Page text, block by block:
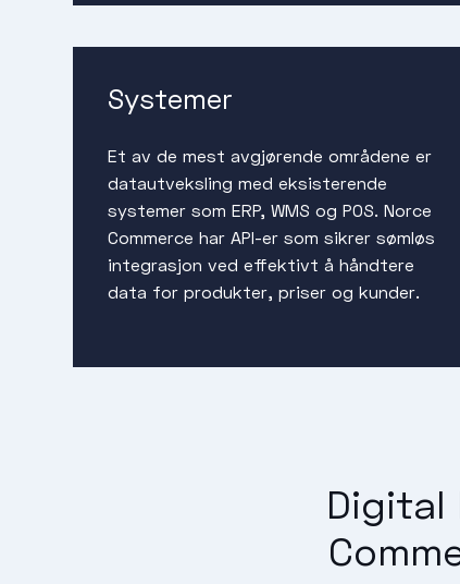
Systemer
Et av de mest avgjørende områdene er
datautveksling med eksisterende
systemer som ERP, WMS og POS. Norce
Commerce har API-er som sikrer sømløs
integrasjon ved effektivt å håndtere
data for produkter, priser og kunder.
Digital